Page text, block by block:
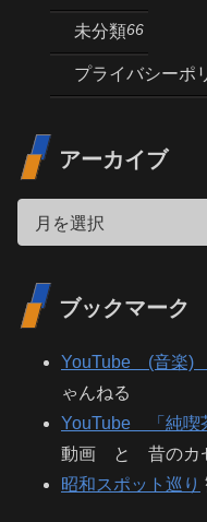
未分類66
プライバシーポ
アーカイブ
ブックマーク
YouTube (音楽)
ゃんねる
YouTube 「純喫
動画 と 昔のカ
昭和スポット巡り